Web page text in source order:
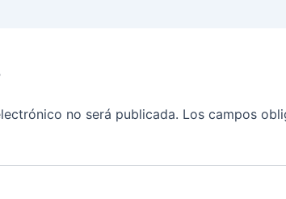
no será publicada. Los campos